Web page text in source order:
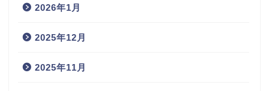
2026年1月
2025年12月
2025年11月